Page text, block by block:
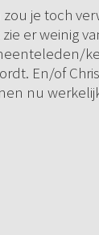
je toch
er weinig
En/of
nu